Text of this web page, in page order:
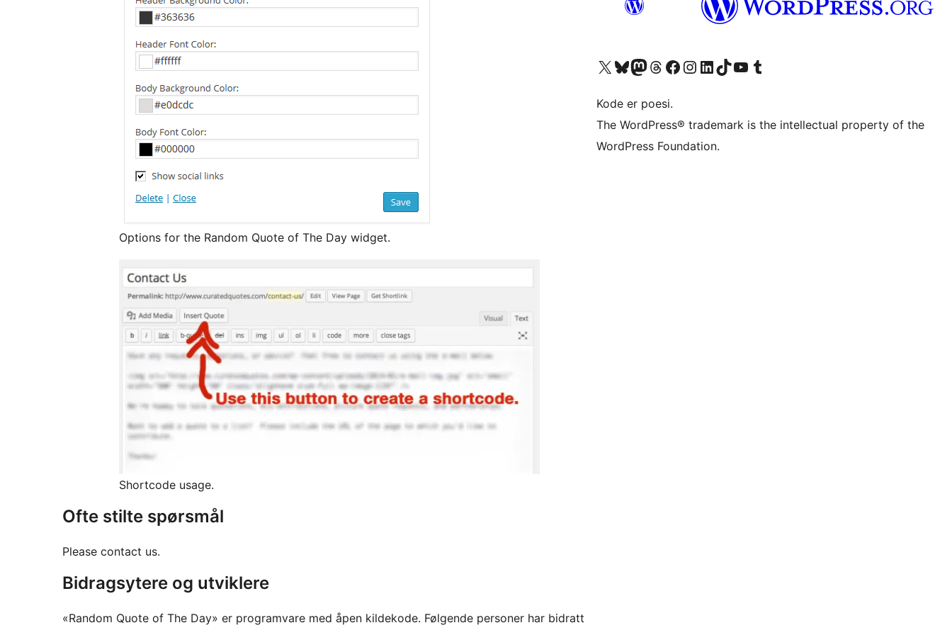
Options for the Random Quote of The Day widget.
Shortcode usage.
Ofte stilte spørsmål
Please contact us.
Bidragsytere og utviklere
«Random Quote of The Day» er programvare med åpen kildekode. Følgende personer har bidratt
Besøk vår konto på X Visit our Bluesky account
Besøk vår Mastodon-konto
Visit our Threads account
Besøk vår Facebook-sideBesøk vår Instagram-konto
Besøk vår LinkedIn-konto
Visit our TikTok account
Visit our YouTube channel
Visit our Tumblr account
Kode er poesi.
The WordPress® trademark is the intellectual property of the
WordPress Foundation.